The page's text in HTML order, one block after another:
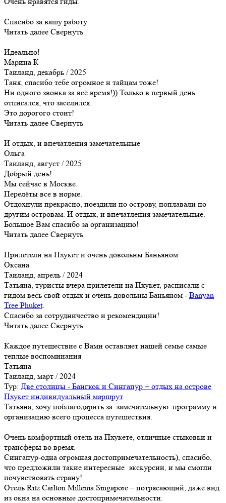
Спасибо за вашу работу
Читать далее Свернуть
Идеально!
Марина К
Таиланд, декабрь / 2025
Таня, спасибо тебе огромное и тайцам тоже!
Ни одного звонка за всё время!)) Только в первый день
отписался, что заселился.
Это дорогого стоит!
Читать далее Свернуть
И отдых, и впечатления замечательные
Ольга
Таиланд, август / 2025
Добрый день!
Мы сейчас в Москве.
Перелёты все в норме.
Отдохнули прекрасно, поездили по острову, поплавали по
другим островам. И отдых, и впечатления замечательные.
Большое Вам спасибо за организацию!
Читать далее Свернуть
Прилетели на Пхукет и очень довольны Баньяном
Оксана
Таиланд, апрель / 2024
Татьяна, туристы вчера прилетели на Пхукет, расписали с
гидом весь свой отдых и очень довольны Баньяном - Banyan
Tree Phuket.
Спасибо за сотрудничество и рекомендации!
Читать далее Свернуть
Каждое путешествие с Вами оставляет нашей семье самые
теплые воспоминания
Татьяна
Таиланд, март / 2024
Тур: Две столицы - Бангкок и Сингапур + отдых на острове
Пхукет индивидуальный маршрут
Татьяна, хочу поблагодарить за замечательную программу и
организацию всего процесса путешествия.
Очень комфортный отель на Пхукете, отличные стыковки и
трансферы во время.
Сингапур-одна огромная достопримечательность), спасибо,
что предложили такие интересные экскурсии, и мы смогли
почувствовать страну!
Отель Ritz Carlton Millenia Singapore – потрясающий, даже вид
из окна на основные достопримечательности.